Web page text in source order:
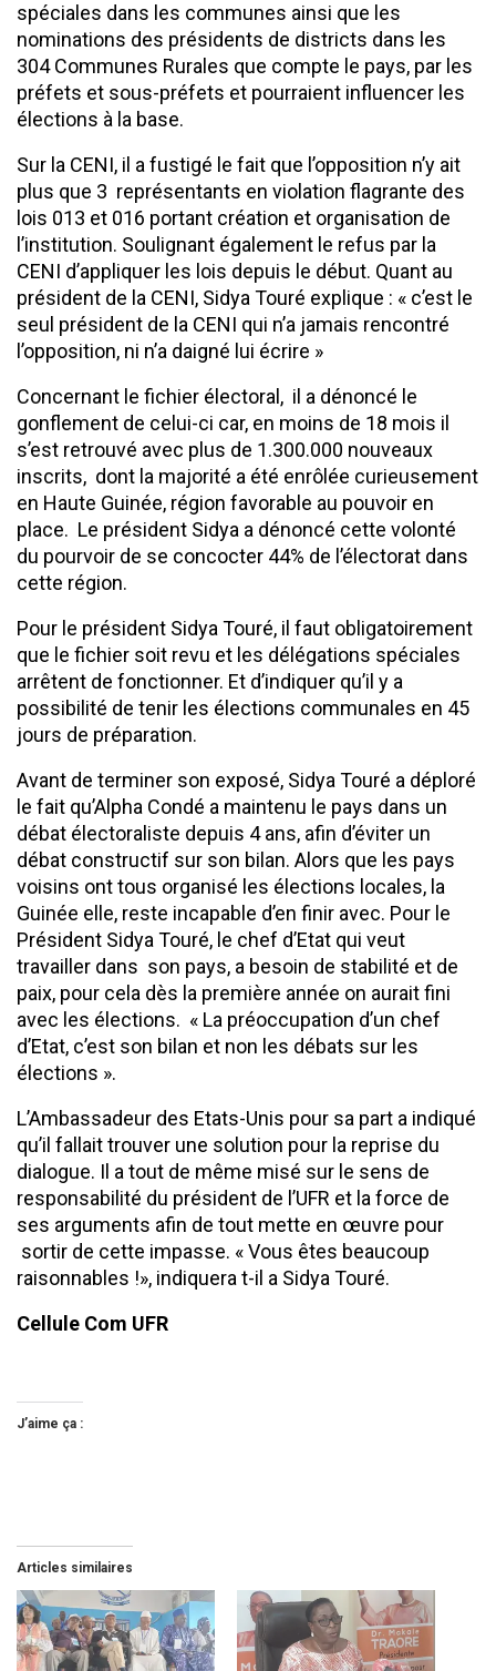
spéciales dans les communes ainsi que les
nominations des présidents de districts dans les
304 Communes Rurales que compte le pays, par les
préfets et sous-préfets et pourraient influencer les
élections à la base.
Sur la CENI, il a fustigé le fait que l’opposition n’y ait
plus que 3 représentants en violation flagrante des
lois 013 et 016 portant création et organisation de
l’institution. Soulignant également le refus par la
CENI d’appliquer les lois depuis le début. Quant au
président de la CENI, Sidya Touré explique : « c’est le
seul président de la CENI qui n’a jamais rencontré
l’opposition, ni n’a daigné lui écrire »
Concernant le fichier électoral, il a dénoncé le
gonflement de celui-ci car, en moins de 18 mois il
s’est retrouvé avec plus de 1.300.000 nouveaux
inscrits, dont la majorité a été enrôlée curieusement
en Haute Guinée, région favorable au pouvoir en
place. Le président Sidya a dénoncé cette volonté
du pourvoir de se concocter 44% de l’électorat dans
cette région.
Pour le président Sidya Touré, il faut obligatoirement
que le fichier soit revu et les délégations spéciales
arrêtent de fonctionner. Et d’indiquer qu’il y a
possibilité de tenir les élections communales en 45
jours de préparation.
Avant de terminer son exposé, Sidya Touré a déploré
le fait qu’Alpha Condé a maintenu le pays dans un
débat électoraliste depuis 4 ans, afin d’éviter un
débat constructif sur son bilan. Alors que les pays
voisins ont tous organisé les élections locales, la
Guinée elle, reste incapable d’en finir avec. Pour le
Président Sidya Touré, le chef d’Etat qui veut
travailler dans son pays, a besoin de stabilité et de
paix, pour cela dès la première année on aurait fini
avec les élections. « La préoccupation d’un chef
d’Etat, c’est son bilan et non les débats sur les
élections ».
L’Ambassadeur des Etats-Unis pour sa part a indiqué
qu’il fallait trouver une solution pour la reprise du
dialogue. Il a tout de même misé sur le sens de
responsabilité du président de l’UFR et la force de
ses arguments afin de tout mette en œuvre pour
sortir de cette impasse. « Vous êtes beaucoup
raisonnables !», indiquera t-il a Sidya Touré.
Cellule Com UFR
J’aime ça :
Articles similaires